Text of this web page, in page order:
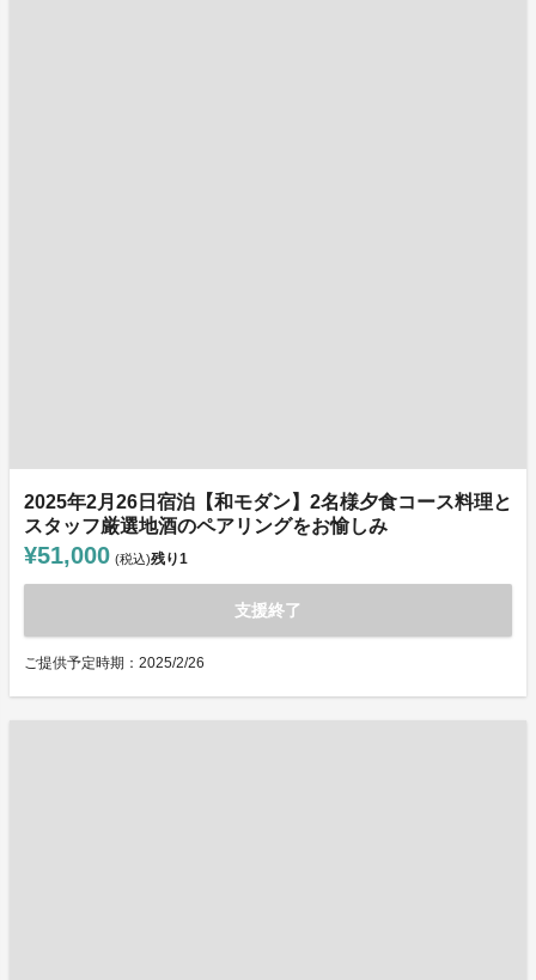
2025年2月26日宿泊【和モダン】2名様夕食コース料理と
スタッフ厳選地酒のペアリングをお愉しみ
¥51,000 (税込)残り1
支援終了
ご提供予定時期：2025/2/26